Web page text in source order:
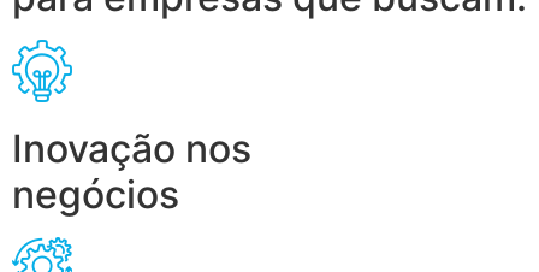
Inovação nos
negócios